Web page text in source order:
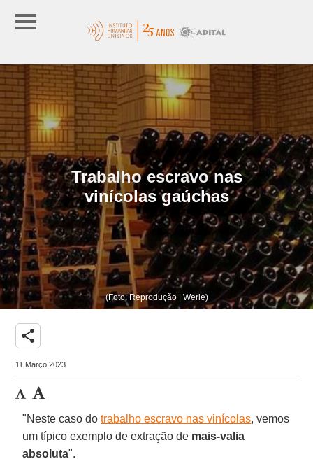
Trabalho escravo nas
vinícolas gaúchas
(Foto: Reprodução | Werle)
share
11 Março 2023
"Neste caso dotrabalho escravo nas vinícolas, vemos
um típico exemplo de extração de mais-valia
absoluta".